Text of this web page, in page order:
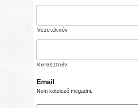
Vezetéknév
Keresztnév
Email
Nem kötelező megadni.